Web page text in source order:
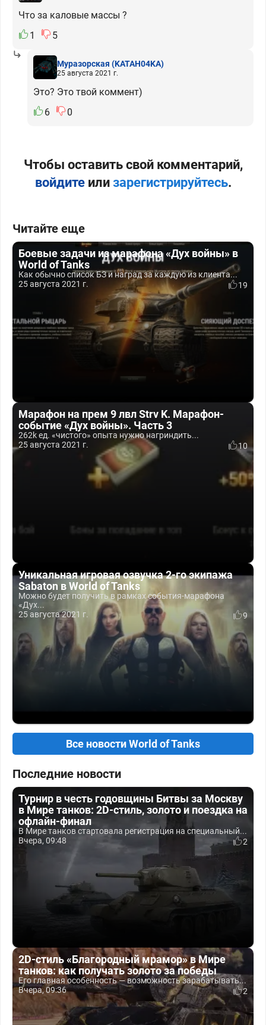
Что за каловые массы ?
1
5
Муразорская (KATAH04KA)
25 августа 2021 г.
Это? Это твой коммент)
6
0
Чтобы оставить свой комментарий,
войдитеили зарегистрируйтесь.
Читайте еще
Боевые задачи из марафона «Дух войны» в
World of Tanks
Как обычно список БЗ и наград за каждую из клиента...
25 августа 2021 г.
19
Марафон на прем 9 лвл Strv K. Марафон-
событие «Дух войны». Часть 3
262k ед. «чистого» опыта нужно нагриндить...
25 августа 2021 г.
10
Уникальная игровая озвучка 2-го экипажа
Sabaton в World of Tanks
Можно будет получить в рамках события-марафона
«Дух...
25 августа 2021 г.
9
Все новости World of Tanks
Последние новости
Турнир в честь годовщины Битвы за Москву
в Мире танков: 2D-стиль, золото и поездка на
офлайн-финал
В Мире танков стартовала регистрация на специальный...
Вчера, 09:48
2
2D-стиль «Благородный мрамор» в Мире
танков: как получать золото за победы
Его главная особенность — возможность зарабатывать...
Вчера, 09:36
2